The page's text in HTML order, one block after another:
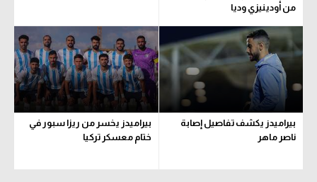
من أودينيزي وديا
بيراميدز يكشف تفاصيل إصابة
ناصر ماهر
بيراميدز يخسر من ريزا سبور في
ختام معسكر تركيا